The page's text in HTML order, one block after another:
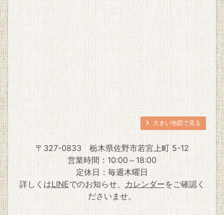
大きい地図で見る
〒327-0833
栃木県佐野市若宮上町 5-12
営業時間：10:00～18:00
定休日：毎週木曜日
詳しくはLINEでのお知らせ、 カレンダーをご確認く
ださいませ。